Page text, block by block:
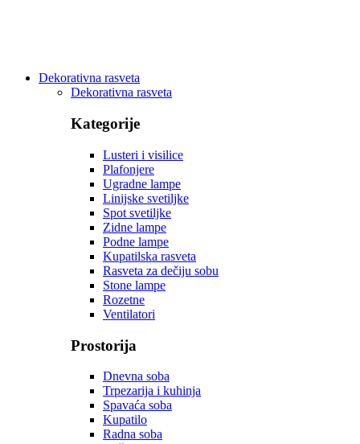
Dekorativna rasveta
Dekorativna rasveta
Kategorije
Lusteri i visilice
Plafonjere
Ugradne lampe
Linijske svetiljke
Spot svetiljke
Zidne lampe
Podne lampe
Kupatilska rasveta
Rasveta za dečiju sobu
Stone lampe
Rozetne
Ventilatori
Prostorija
Dnevna soba
Trpezarija i kuhinja
Spavaća soba
Kupatilo
Radna soba